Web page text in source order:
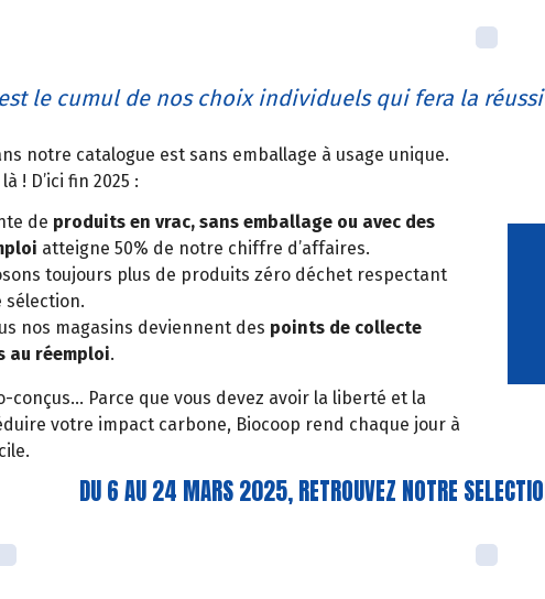
le cumul de nos choix individuels qui fera la
notre catalogue est sans emballage à usage unique.
! D’ici fin 2025 :
de produits en vrac, sans emballage ou avec des
atteigne 50% de notre chiffre d’affaires.
toujours plus de produits zéro déchet respectant
sélection.
nos magasins deviennent des points de collecte
au réemploi.
conçus… Parce que vous devez avoir la liberté et la
votre impact carbone, Biocoop rend chaque jour à
DU 6 AU 24 MARS 2025, RETROUVEZ NOTRE